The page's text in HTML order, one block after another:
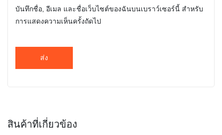
บันทึกชื่อ, อีเมล และชื่อเว็บไซต์ของฉันบนเบราว์เซอร์นี้ สำหรับ
การแสดงความเห็นครั้งถัดไป
สินค้าที่เกี่ยวข้อง